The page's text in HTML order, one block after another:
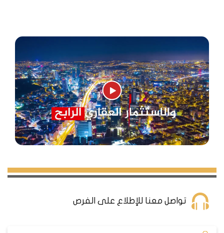
أربعة أبنية سكنية بإرتفاع 13 طابق بعدد شقق إجمالي
نوع 2+3/1+4/1+1.
أهم المعالم السياحية والمولات في منطقة سنجاك تبه
منطقة سنجاك تبه ليست فقط مركزاً للخدمات الطبية، بل
السياحية والفنادق والمولات التي تجعل إقامتك فيها
ممتعة ومريحة. فيما يلي بعض من أهم هذه المعالم:
تواصل معنا للإطلاع على الفرص